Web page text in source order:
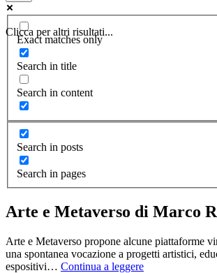
Clicca per altri risultati...
Exact matches only
Search in title
Search in content
Search in posts
Search in pages
Arte e Metaverso di Marco
Arte e Metaverso propone alcune piattaforme
una spontanea vocazione a progetti artistici,
espositivi… Continua a leggere